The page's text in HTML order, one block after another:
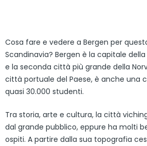
Cosa fare e vedere a Bergen per
Scandinavia? Bergen è la capitale
e la seconda città più grande della
città portuale del Paese, è anche una
quasi 30.000 studenti.
Tra storia, arte e cultura, la città
dal grande pubblico, eppure ha molti
ospiti. A partire dalla sua topografia